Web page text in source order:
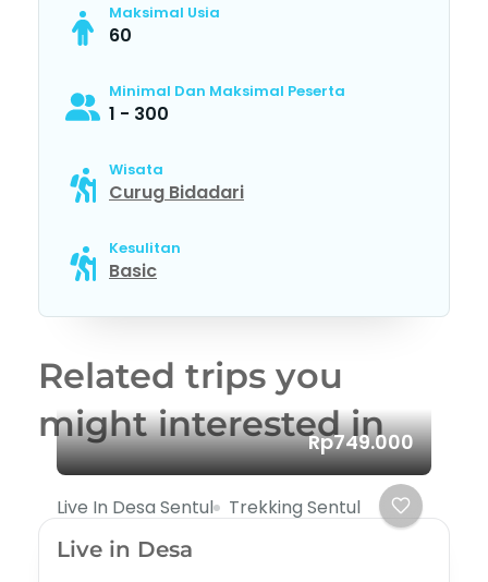
Maksimal Usia
60
Minimal Dan Maksimal Peserta
1 - 300
Wisata
Curug Bidadari
Kesulitan
Basic
Related trips you
might interested in
Rp749.000
Live In Desa Sentul Trekking Sentul
Live in Desa